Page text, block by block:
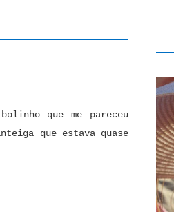
que me pareceu
que estava quase